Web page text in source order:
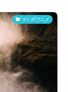
マンガ/アニメ